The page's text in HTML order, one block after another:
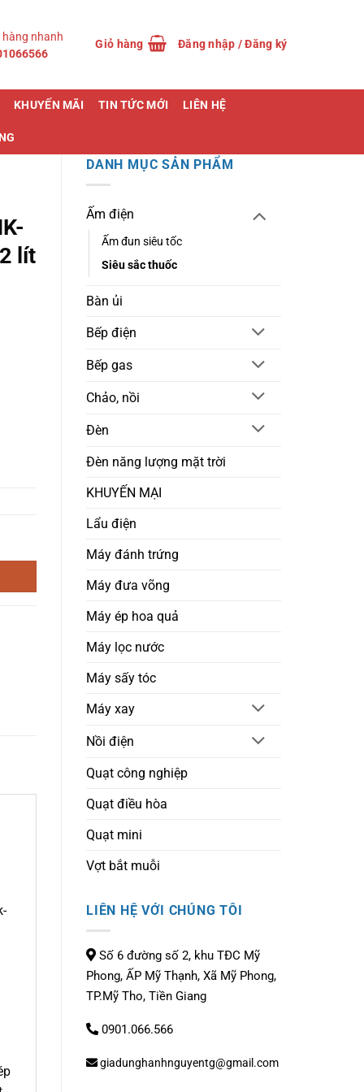
nhanh
Giỏ hàng Đăng nhập / Đăng ký
KHUYẾN MÃI TIN TỨC MỚI LIÊN HỆ
DANH MỤC SẢN PHẨM
Ấm điện
Ấm đun siêu tốc
Siêu sắc thuốc
Bàn ủi
Bếp điện
Bếp gas
Chảo, nồi
Đèn
Đèn năng lượng mặt trời
KHUYẾN MẠI
Lẩu điện
Máy đánh trứng
Máy đưa võng
Máy ép hoa quả
Máy lọc nước
Máy sấy tóc
Máy xay
Nồi điện
Quạt công nghiệp
Quạt điều hòa
Quạt mini
Vợt bắt muỗi
LIÊN HỆ VỚI CHÚNG TÔI
Số 6 đường số 2, khu TĐC Mỹ
Phong, ẤP Mỹ Thạnh, Xã Mỹ Phong,
TP.Mỹ Tho, Tiền Giang
0901.066.566
giadunghanhnguyentg@gmail.com
lít